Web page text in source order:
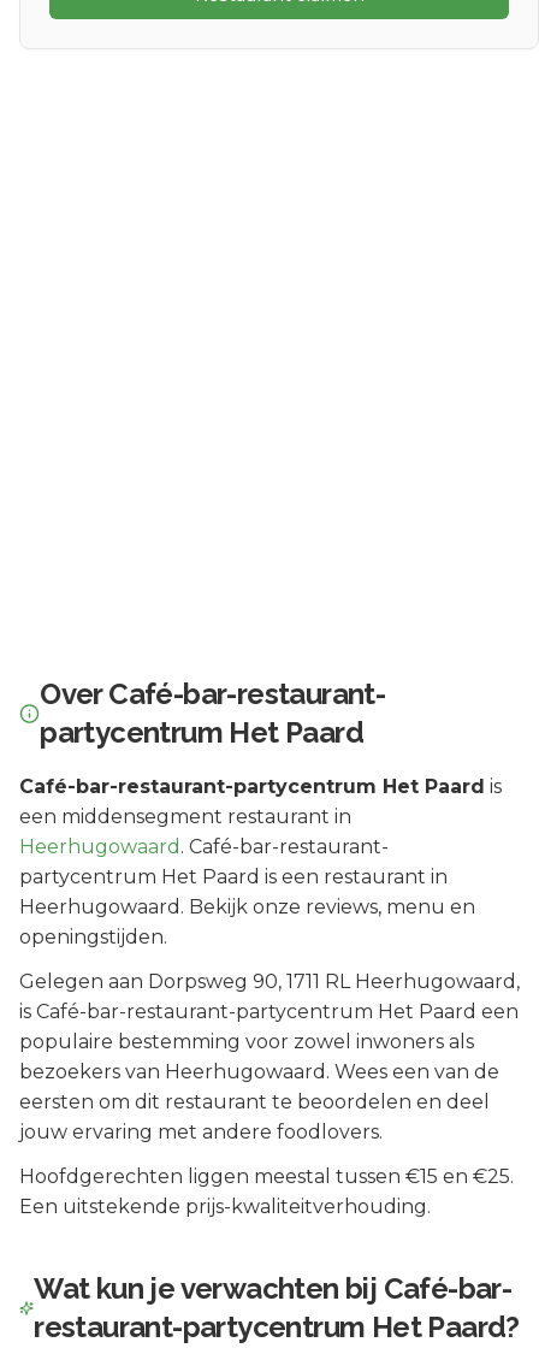
OverCafé-bar-restaurant-
partycentrum Het Paard
Café-bar-restaurant-partycentrum Het Paard is
een middensegment restaurant in
Heerhugowaard . Café-bar-restaurant-
partycentrum Het Paard is een restaurant in
Heerhugowaard. Bekijk onze reviews, menu en
openingstijden.
Gelegen aan Dorpsweg 90, 1711 RL Heerhugowaard ,
is Café-bar-restaurant-partycentrum Het Paard een
populaire bestemming voor zowel inwoners als
bezoekers van Heerhugowaard . Wees een van de
eersten om dit restaurant te beoordelen en deel
jouw ervaring met andere foodlovers.
Hoofdgerechten liggen meestal tussen €15 en €25.
Een uitstekende prijs-kwaliteitverhouding.
Wat kun je verwachten bij Café-bar-
restaurant-partycentrum Het Paard?